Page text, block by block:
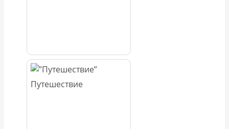
Путешествие